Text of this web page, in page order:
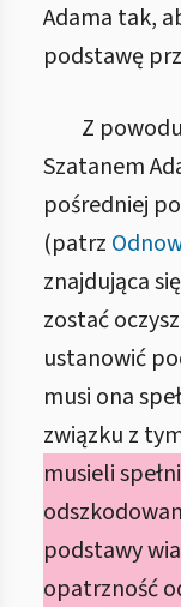
Adama tak,
podstawę
Z
Szatanem
pośredniej
(patrz
znajdująca
zostać
ustanowić
musi ona
związku z
musieli
podstawy
opatrzność